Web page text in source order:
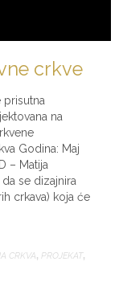
crkve
prisutna
na
Godina: Maj
– Matija
se dizajnira
crkava) koja će
CRKVA, PROJEKAT,